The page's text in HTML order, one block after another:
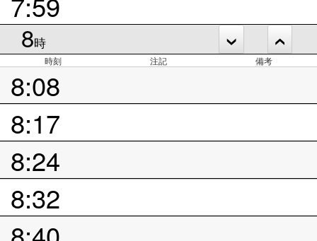
8時
時刻 注記 備考
8:08
8:17
8:24
8:32